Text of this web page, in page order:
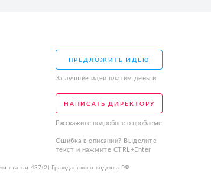
ПРЕДЛОЖИТЬ ИДЕЮ
За лучшие идеи платим деньги
НАПИСАТЬ ДИРЕКТОРУ
Расскажите подробнее о проблеме
Ошибка в описании? Выделите
текст и нажмите CTRL+Enter
статьи 437(2) Гражданского кодекса РФ